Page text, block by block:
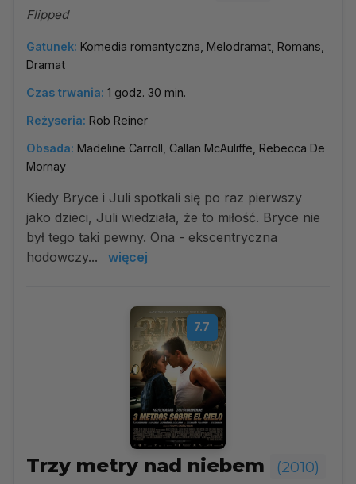
Flipped
Gatunek: Komedia romantyczna, Melodramat, Romans,
Dramat
Czas trwania: 1 godz. 30 min.
Reżyseria: Rob Reiner
Obsada: Madeline Carroll, Callan McAuliffe, Rebecca De
Mornay
Kiedy Bryce i Juli spotkali się po raz pierwszy
jako dzieci, Juli wiedziała, że to miłość. Bryce nie
był tego taki pewny. Ona - ekscentryczna
hodowczy...
więcej
7.7
Trzy metry nad niebem (2010)